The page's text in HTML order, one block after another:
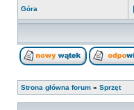
Góra
Strona główna forum » Sprzęt